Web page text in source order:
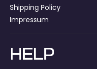
Shipping Policy
Impressum
HELP